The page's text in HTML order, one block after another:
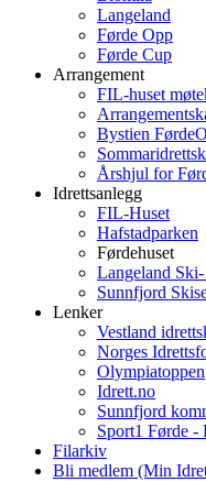
Langeland
Førde Opp
Førde Cup
Arrangement
FIL-huset
Bystien
Årshjul for
Idrettsanlegg
FIL-Huset
Hafstadparken
Førdehuset
Langeland
Sunnfjord
Lenker
Vestland
Norges
Olympiatoppen
Idrett.no
Sunnfjord
Sport1 Førde -
Filarkiv
Bli medlem (Min